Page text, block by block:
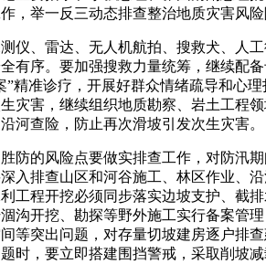
举一反三动态排查整治地质灾害风
、雷达、无人机航拍、搜救犬、人
有序。要加强搜救力量统筹，继续配
精准诊疗，开展好群众情绪疏导和心
灾害，继续组织地质勘察、岩土工程
河查险，防止再次滑坡引发次生灾害。
的风险点要做实排查工作，对防汛
入排查山区和河谷施工、林区作业、
工程开挖必须同步落实边坡支护、截
沟开挖、勘探等野外施工实行备案管
突出问题，对存量切坡建房逐户排
，要立即搭建围挡警戒，采取削坡